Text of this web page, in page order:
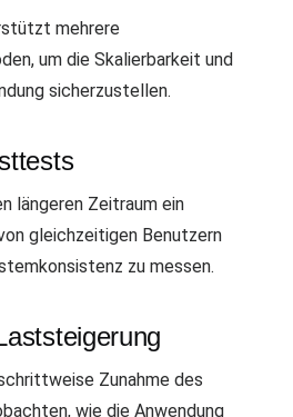
mehrere
um die Skalierbarkeit und
sicherzustellen.
längeren Zeitraum ein
gleichzeitigen Benutzern
zu messen.
Zunahme des
wie die Anwendung